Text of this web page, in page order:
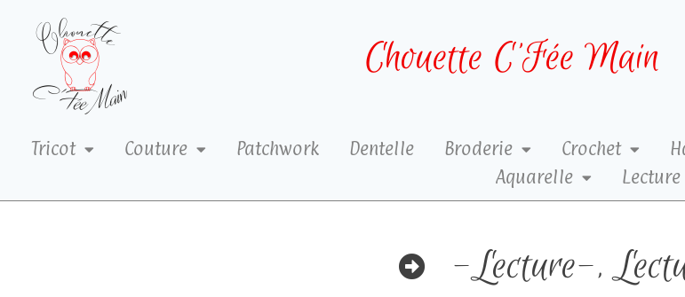
Chouette C’Fée Main
Tricot Couture Patchwork Dentelle Broderie Crochet
Aquarelle
Lecture
-Lecture-,